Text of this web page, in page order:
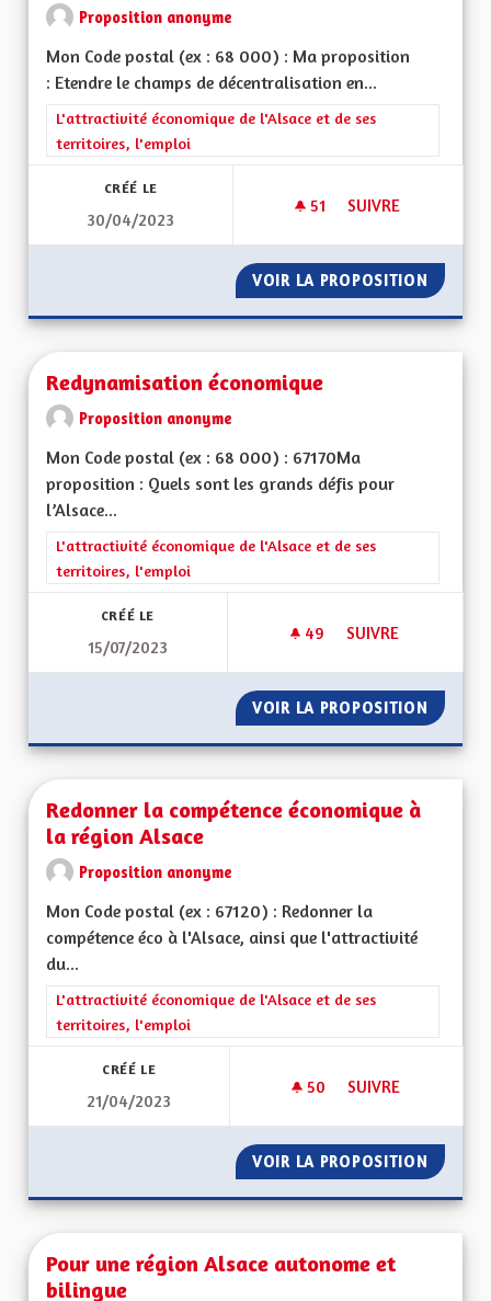
Proposition anonyme
Mon Code postal (ex : 68 000) : Ma proposition
: Etendre le champs de décentralisation en...
Filtrer les résultats de la catégorie : L'attractivité
L'attractivité économique de l'Alsace et de ses
territoires, l'emploi
CRÉÉ LE
30/04/2023
51 51 ABONNÉS
SUIVRE
VOIR LA PROPOSITION
Redynamisation économique
Proposition anonyme
Mon Code postal (ex : 68 000) : 67170Ma
proposition : Quels sont les grands défis pour
l’Alsace...
Filtrer les résultats de la catégorie : L'attractivité
L'attractivité économique de l'Alsace et de ses
territoires, l'emploi
CRÉÉ LE
15/07/2023
49 49 ABONNÉS
SUIVRE
VOIR LA PROPOSITION
Redonner la compétence économique à
la région Alsace
Proposition anonyme
Mon Code postal (ex : 67120) : Redonner la
compétence éco à l'Alsace, ainsi que l'attractivité
du...
Filtrer les résultats de la catégorie : L'attractivité
L'attractivité économique de l'Alsace et de ses
territoires, l'emploi
CRÉÉ LE
21/04/2023
50 50 ABONNÉS
SUIVRE
VOIR LA PROPOSITION
Pour une région Alsace autonome et
bilingue